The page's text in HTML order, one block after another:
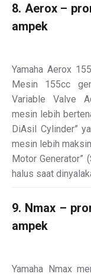
8. Aerox –
ampek
Yamaha Aerox
Mesin 155cc
Variable Valve
mesin lebih
DiAsil Cylinder”
mesin lebih
Motor Generator”
halus saat
9. Nmax –
ampek
Yamaha Nmax